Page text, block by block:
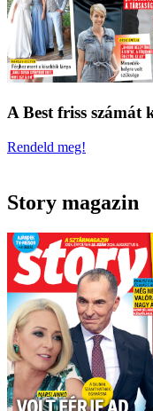
A Best friss számát
Rendeld meg!
Story magazin